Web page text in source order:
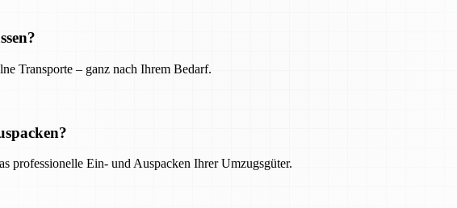
Transporte – ganz nach Ihrem Bedarf.
professionelle Ein- und Auspacken Ihrer Umzugsgüter.